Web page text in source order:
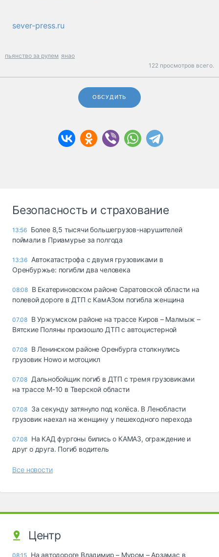
sever-press.ru
пьянство за рулем янао
122 просмотров всего.
ОБСУДИТЬ
Безопасность и страхование
13:56 Более 8,5 тысячи большегрузов-нарушителей
поймали в Приамурье за полгода
13:36 Автокатастрофа с двумя грузовиками в
Оренбуржье: погибли два человека
08:08 В Екатериновском районе Саратовской области на
полевой дороге в ДТП с КамАЗом погибла женщина
07.08 В Уржумском районе на трассе Киров – Малмыж –
Вятские Поляны произошло ДТП с автоцистерной
07.08 В Ленинском районе Оренбурга столкнулись
грузовик Howo и мотоцикл
07.08 Дальнобойщик погиб в ДТП с тремя грузовиками
на трассе М-10 в Тверской области
07.08 За секунду затянуло под колёса. В Ленобласти
грузовик наехал на женщину у пешеходного перехода
07.08 На КАД фургоны бились о КАМАЗ, ограждение и
друг о друга. Погиб водитель
Все новости
Центр
08:15 На автодороге Владимир – Муром – Арзамас в